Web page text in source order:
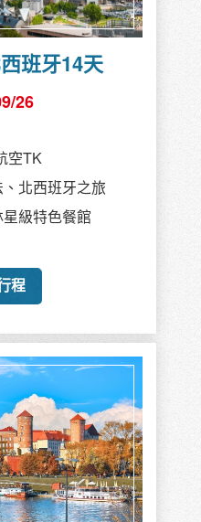
班牙14天
26
空TK
北西班牙之旅
級特色餐館
程